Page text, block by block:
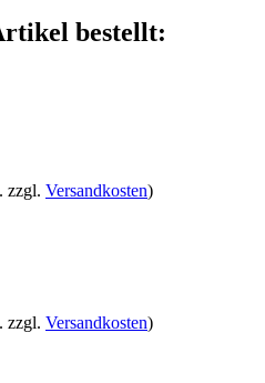
bestellt:
zzgl. Versandkosten)
zzgl. Versandkosten)